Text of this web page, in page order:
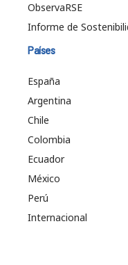
ObservaRSE
Informe de
Países
España
Argentina
Chile
Colombia
Ecuador
México
Perú
Internacional